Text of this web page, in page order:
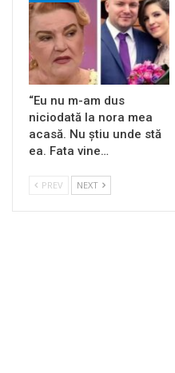
“Eu nu m-am dus
niciodată la nora mea
acasă. Nu știu unde stă
ea. Fata vine…
PREV NEXT